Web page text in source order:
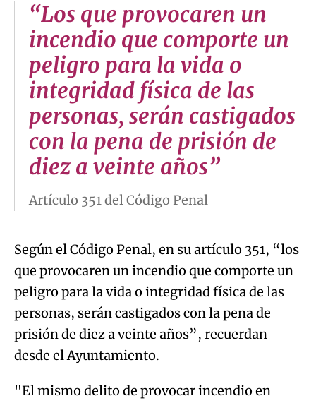
“Los que provocaren un
incendio que comporte un
peligro para la vida o
integridad física de las
personas, serán castigados
con la pena de prisión de
diez a veinte años”
Artículo 351 del Código Penal
Según el Código Penal, en su artículo 351, “los
que provocaren un incendio que comporte un
peligro para la vida o integridad física de las
personas, serán castigados con la pena de
prisión de diez a veinte años”, recuerdan
desde el Ayuntamiento.
"El mismo delito de provocar incendio en